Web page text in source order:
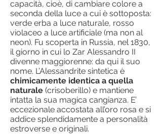
capacità, cioè, di cambiare colore a
seconda della luce a cui è sottoposta:
verde erba a luce naturale, rosso
violaceo a luce artificiale (ma non al
neon). Fu scoperta in Russia, nel 1830,
il giorno in cui lo Zar Alessandro II
divenne maggiorenne: da qui il suo
nome. L’Alessandrite sintetica è
chimicamente identica a quella
naturale (crisoberillo) e mantiene
intatta la sua magica cangianza. E’
eccezionale accostata all’oro rosa e si
addice splendidamente a personalità
estroverse e originali.